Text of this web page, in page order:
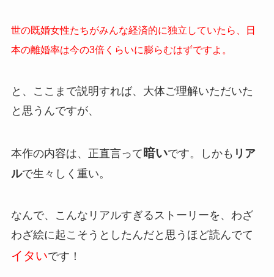
世の既婚女性たちがみんな経済的に独立していたら、日
本の離婚率は今の3倍くらいに膨らむはずですよ。
と、ここまで説明すれば、大体ご理解いただいた
と思うんですが、
本作の内容は、正直言って暗いです。しかも リア
ルで生々しく重い。
なんで、こんなリアルすぎるストーリーを、わざ
わざ絵に起こそうとしたんだと思うほど読んでて
イタいです！